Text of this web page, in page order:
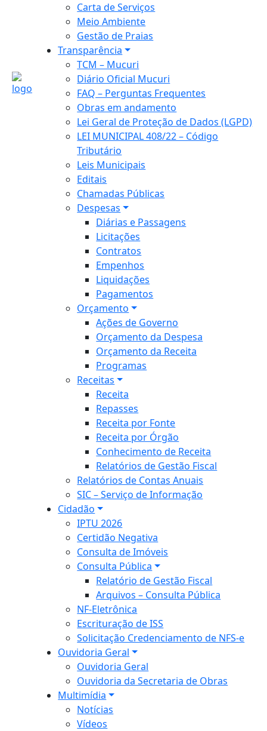
Carta de Serviços
Meio Ambiente
Gestão de Praias
Transparência
TCM – Mucuri
Diário Oficial Mucuri
FAQ – Perguntas Frequentes
Obras em andamento
Lei Geral de Proteção de Dados (LGPD)
LEI MUNICIPAL 408/22 – Código
Tributário
Leis Municipais
Editais
Chamadas Públicas
Despesas
Diárias e Passagens
Licitações
Contratos
Empenhos
Liquidações
Pagamentos
Orçamento
Ações de Governo
Orçamento da Despesa
Orçamento da Receita
Programas
Receitas
Receita
Repasses
Receita por Fonte
Receita por Órgão
Conhecimento de Receita
Relatórios de Gestão Fiscal
Relatórios de Contas Anuais
SIC – Serviço de Informação
Cidadão
IPTU 2026
Certidão Negativa
Consulta de Imóveis
Consulta Pública
Relatório de Gestão Fiscal
Arquivos – Consulta Pública
NF-Eletrônica
Escrituração de ISS
Solicitação Credenciamento de NFS-e
Ouvidoria Geral
Ouvidoria Geral
Ouvidoria da Secretaria de Obras
Multimídia
Notícias
Vídeos